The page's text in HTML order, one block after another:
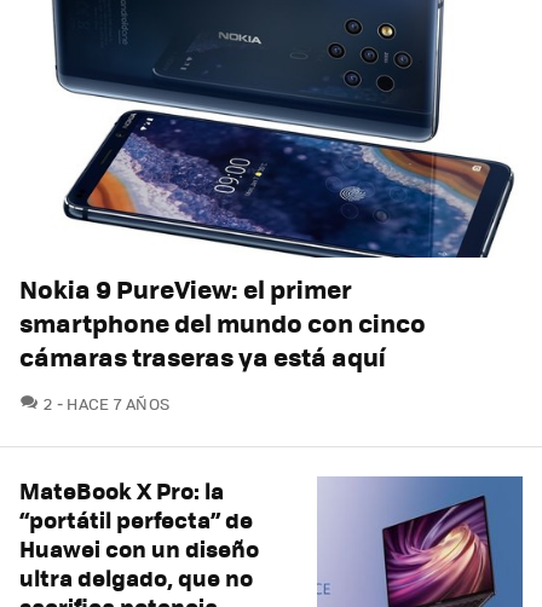
Nokia 9 PureView: el primer
smartphone del mundo con cinco
cámaras traseras ya está aquí
2 COMENTARIOS
HACE 7 AÑOS
MateBook X Pro: la
“portátil perfecta” de
Huawei con un diseño
ultra delgado, que no